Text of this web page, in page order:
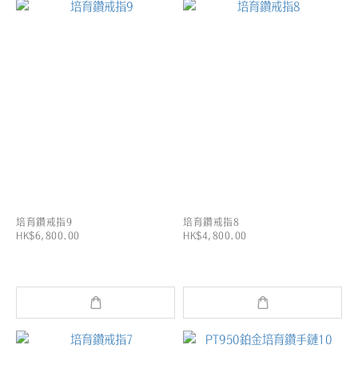
培育鑽戒指9
HK$6,800.00
培育鑽戒指8
HK$4,800.00